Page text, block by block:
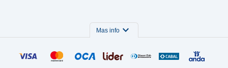
Mas info expand_more